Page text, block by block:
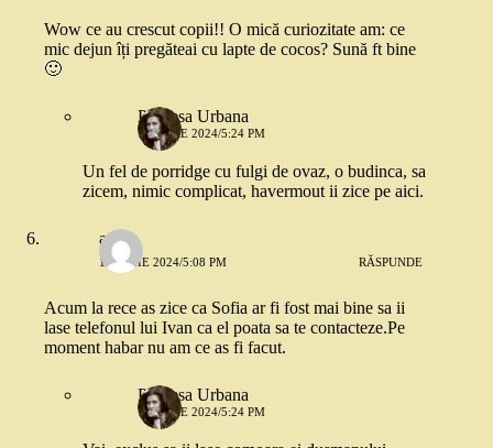
Wow ce au crescut copii!! O mică curiozitate am: ce
mic dejun îți pregăteai cu lapte de cocos? Sună ft bine
🙂
Printesa Urbana
18 IUNIE 2024/5:24 PM
Un fel de porridge cu fulgi de ovaz, o budinca, sa
zicem, nimic complicat, havermout ii zice pe aici.
andra
18 IUNIE 2024/5:08 PM RĂSPUNDE
Acum la rece as zice ca Sofia ar fi fost mai bine sa ii
lase telefonul lui Ivan ca el poata sa te contacteze.Pe
moment habar nu am ce as fi facut.
Printesa Urbana
18 IUNIE 2024/5:24 PM